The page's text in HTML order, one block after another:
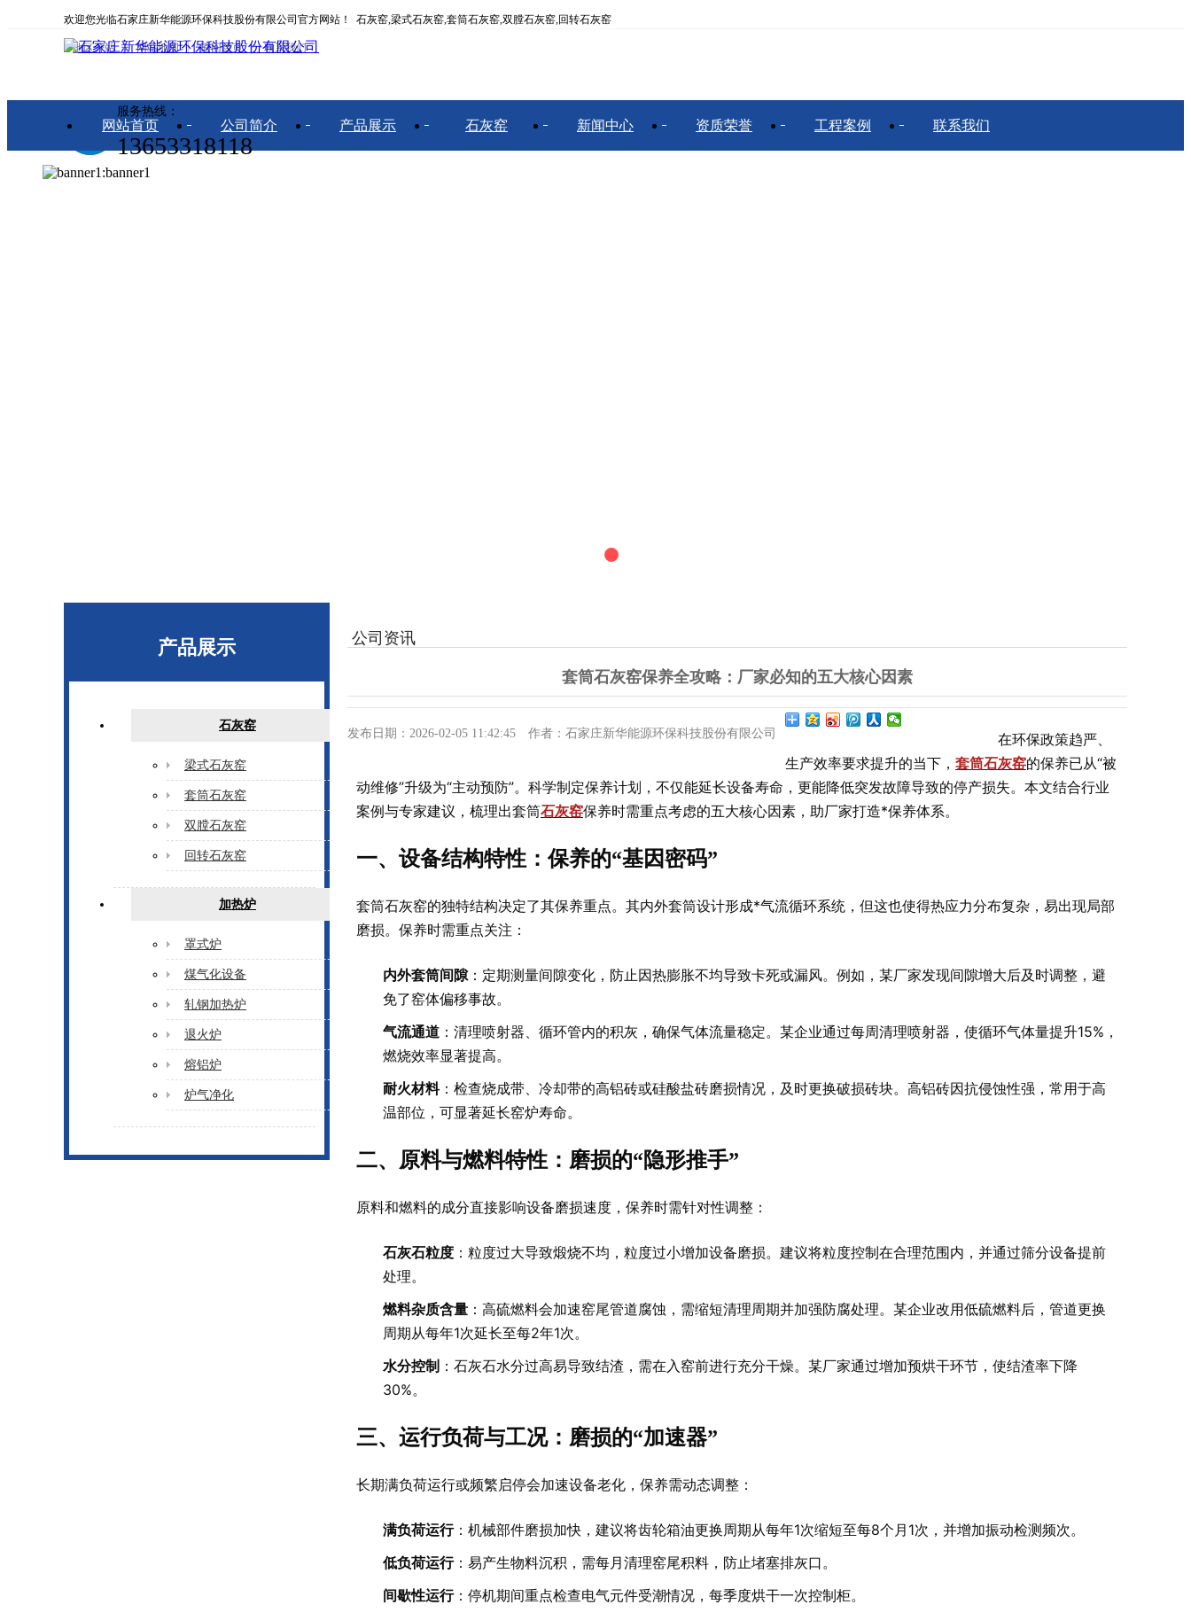
欢迎您光临石家庄新华能源环保科技股份有限公司官方网站！ 石灰窑,梁式石灰窑,套筒石灰窑,双膛石灰窑,回转石灰窑
地区分站 网站地图 返回首页 联系我们
服务热线：
13653318118
网站首页 公司简介 产品展示 石灰窑 新闻中心 资质荣誉 工程案例 联系我们
产品展示
石灰窑
梁式石灰窑
套筒石灰窑
双膛石灰窑
回转石灰窑
加热炉
罩式炉
煤气化设备
轧钢加热炉
退火炉
熔铝炉
炉气净化
公司资讯
套筒石灰窑保养全攻略：厂家必知的五大核心因素
发布日期： 2026-02-05 11:42:45 作者： 石家庄新华能源环保科技股份有限公司
在环保政策趋严、
生产效率要求提升的当下， 套筒石灰窑的保养已从“被
动维修”升级为“主动预防”。科学制定保养计划，不仅能延长设备寿命，更能降低突发故障导致的停产损失。本文结合行业
案例与专家建议，梳理出套筒石灰窑保养时需重点考虑的五大核心因素，助厂家打造*保养体系。
一、设备结构特性：保养的“基因密码”
套筒石灰窑的独特结构决定了其保养重点。其内外套筒设计形成*气流循环系统，但这也使得热应力分布复杂，易出现局部
磨损。保养时需重点关注：
内外套筒间隙：定期测量间隙变化，防止因热膨胀不均导致卡死或漏风。例如，某厂家发现间隙增大后及时调整，避
免了窑体偏移事故。
气流通道 ：清理喷射器、循环管内的积灰，确保气体流量稳定。某企业通过每周清理喷射器，使循环气体量提升15%，
燃烧效率显著提高。
耐火材料：检查烧成带、冷却带的高铝砖或硅酸盐砖磨损情况，及时更换破损砖块。高铝砖因抗侵蚀性强，常用于高
温部位，可显著延长窑炉寿命。
二、原料与燃料特性：磨损的“隐形推手”
原料和燃料的成分直接影响设备磨损速度，保养时需针对性调整：
石灰石粒度 ：粒度过大导致煅烧不均，粒度过小增加设备磨损。建议将粒度控制在合理范围内，并通过筛分设备提前
处理。
燃料杂质含量 ：高硫燃料会加速窑尾管道腐蚀，需缩短清理周期并加强防腐处理。某企业改用低硫燃料后，管道更换
周期从每年1次延长至每2年1次。
水分控制 ：石灰石水分过高易导致结渣，需在入窑前进行充分干燥。某厂家通过增加预烘干环节，使结渣率下降
30%。
三、运行负荷与工况：磨损的“加速器”
长期满负荷运行或频繁启停会加速设备老化，保养需动态调整：
满负荷运行：机械部件磨损加快，建议将齿轮箱油更换周期从每年1次缩短至每8个月1次，并增加振动检测频次。
低负荷运行：易产生物料沉积，需每月清理窑尾积料，防止堵塞排灰口。
间歇性运行：停机期间重点检查电气元件受潮情况，每季度烘干一次控制柜。